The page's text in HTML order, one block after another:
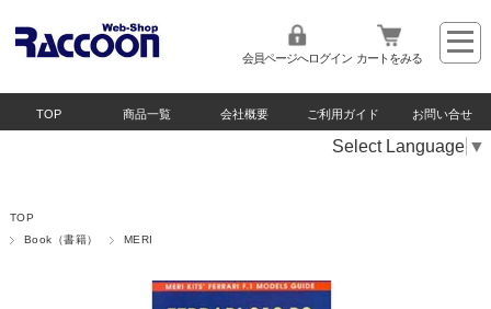
会員ページへログイン カートをみる
TOP 商品一覧 会社概要 ご利用ガイド お問い合せ
Select Language ▼
TOP
Book（書籍）
MERI